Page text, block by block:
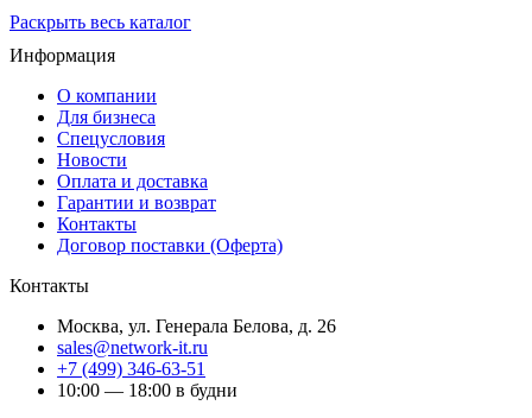
Раскрыть весь каталог
Информация
О компании
Для бизнеса
Спецусловия
Новости
Оплата и доставка
Гарантии и возврат
Контакты
Договор поставки (Оферта)
Контакты
Москва, ул. Генерала Белова, д. 26
sales@network-it.ru
+7 (499) 346-63-51
10:00 — 18:00 в будни